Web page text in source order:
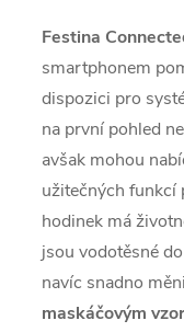
Festina
smartphonem
dispozici pro
na první pohled
avšak mohou
užitečných funkcí
hodinek má
jsou vodotěsné
navíc snadno
maskáčovým